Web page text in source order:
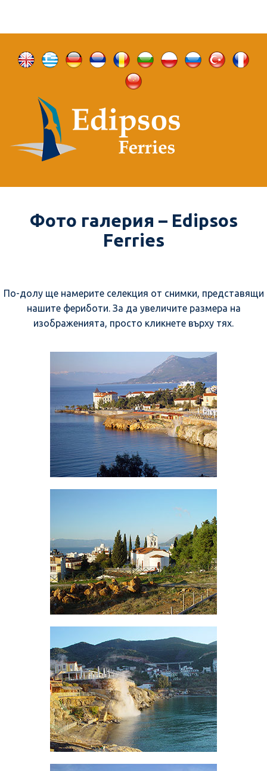
Фото галерия – Edipsos
Ferries
По-долу ще намерите селекция от снимки, представящи
нашите фериботи. За да увеличите размера на
изображенията, просто кликнете върху тях.